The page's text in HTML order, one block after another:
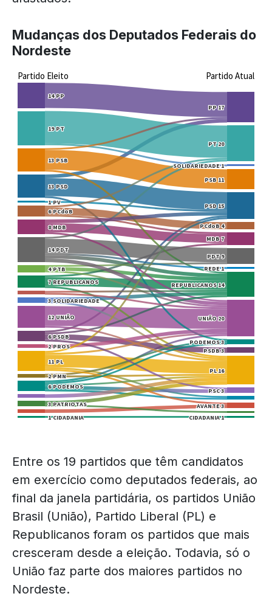
Mudanças dos Deputados Federais do
Nordeste
Entre os 19 partidos que têm candidatos
em exercício como deputados federais, ao
final da janela partidária, os partidos União
Brasil (União), Partido Liberal (PL) e
Republicanos foram os partidos que mais
cresceram desde a eleição. Todavia, só o
União faz parte dos maiores partidos no
Nordeste.